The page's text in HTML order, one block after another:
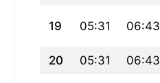
19 05:31 06:43
20 05:31 06:43